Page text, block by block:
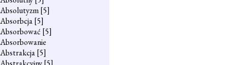
Absolutyzm[5]
Absorbcja[5]
Absorbować [5]
Absorbowanie
Abstrakcja[5]